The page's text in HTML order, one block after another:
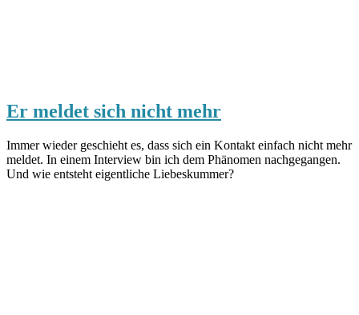
Er meldet sich nicht mehr
Immer wieder geschieht es, dass sich ein Kontakt einfach nicht mehr
meldet. In einem Interview bin ich dem Phänomen nachgegangen.
Und wie entsteht eigentliche Liebeskummer?